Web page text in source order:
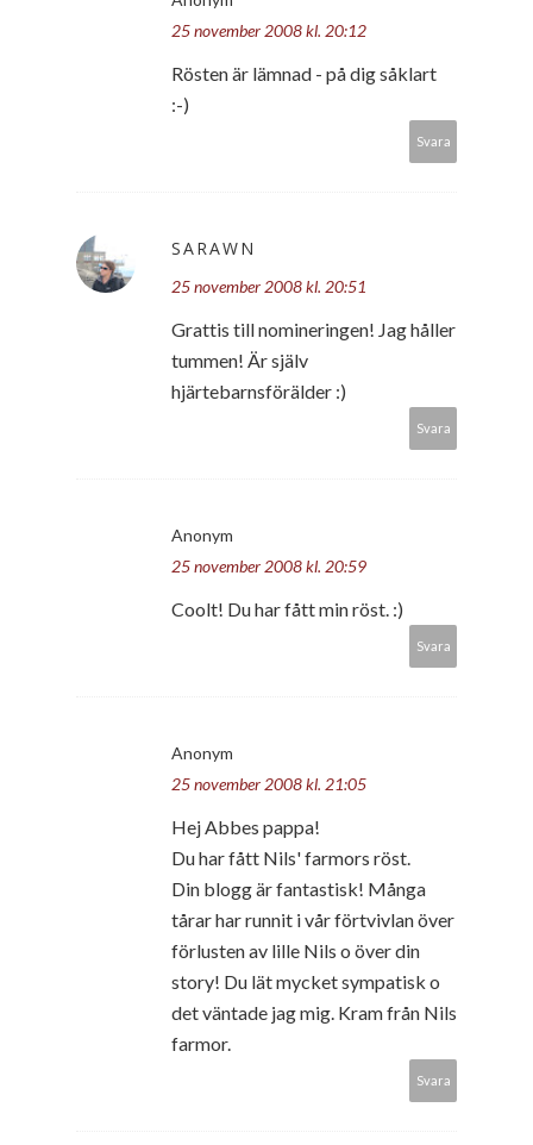
25 november 2008 kl. 20:12
Rösten är lämnad - på dig såklart
:-)
Svara
SARAWN
25 november 2008 kl. 20:51
Grattis till nomineringen! Jag håller
tummen! Är själv
hjärtebarnsförälder :)
Svara
Anonym
25 november 2008 kl. 20:59
Coolt! Du har fått min röst. :)
Svara
Anonym
25 november 2008 kl. 21:05
Hej Abbes pappa!
Du har fått Nils' farmors röst.
Din blogg är fantastisk! Många
tårar har runnit i vår förtvivlan över
förlusten av lille Nils o över din
story! Du lät mycket sympatisk o
det väntade jag mig. Kram från Nils
farmor.
Svara